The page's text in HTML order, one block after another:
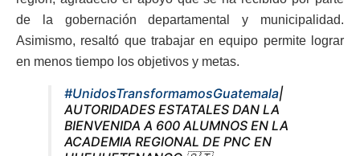
de la gobernación departamental y municipalidad.
Asimismo, resaltó que trabajar en equipo permite lograr
en menos tiempo los objetivos y metas.
#UnidosTransformamosGuatemala|
AUTORIDADES ESTATALES DAN LA
BIENVENIDA A 600 ALUMNOS EN LA
ACADEMIA REGIONAL DE PNC EN